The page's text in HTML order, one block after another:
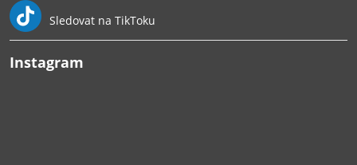
Sledovat na TikToku
Instagram